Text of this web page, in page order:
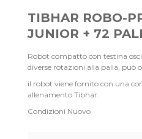
TIBHAR ROBO-
JUNIOR + 72
Robot compatto con testina
diverse rotazioni alla palla, può
il robot viene fornito con una
allenamento Tibhar.
Condizioni Nuovo